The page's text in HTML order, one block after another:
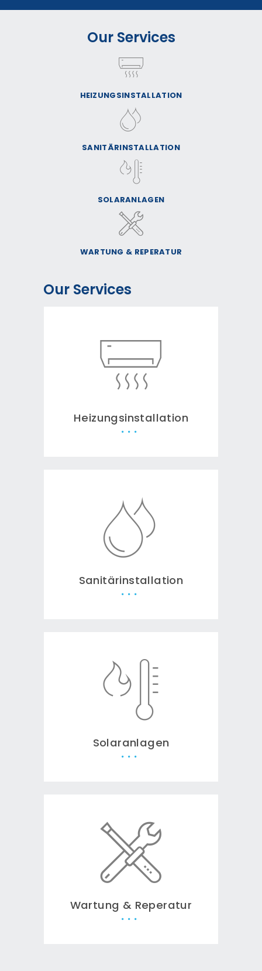
Our Services
HEIZUNGSINSTALLATION
SANITÄRINSTALLATION
SOLARANLAGEN
WARTUNG & REPERATUR
Our Services
Heizungsinstallation
Sanitärinstallation
Solaranlagen
Wartung & Reperatur